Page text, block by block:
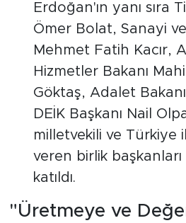
Erdoğan'ın yanı sıra
Ömer Bolat, Sanayi
Mehmet Fatih Kacır,
Hizmetler Bakanı
Göktaş, Adalet
DEİK Başkanı Nail
milletvekili ve Türkiye
veren birlik başkanları
katıldı.
"Üretmeye ve